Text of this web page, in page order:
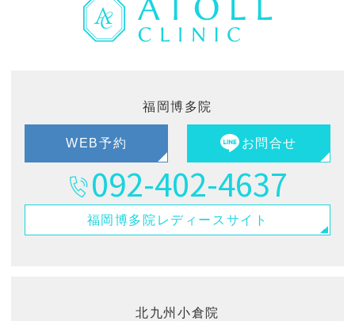
福岡博多院
WEB予約 お問合せ
092-402-4637
福岡博多院 レディースサイト
北九州小倉院